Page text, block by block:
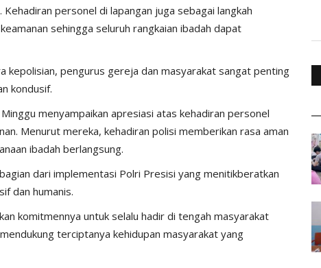
personel di lapangan juga sebagai langkah
sehingga seluruh rangkaian ibadah dapat
kepolisian, pengurus gereja dan masyarakat sangat penting
kondusif.
menyampaikan apresiasi atas kehadiran personel
Menurut mereka, kehadiran polisi memberikan rasa aman
ibadah berlangsung.
dari implementasi Polri Presisi yang menitikberatkan
dan humanis.
komitmennya untuk selalu hadir di tengah masyarakat
terciptanya kehidupan masyarakat yang